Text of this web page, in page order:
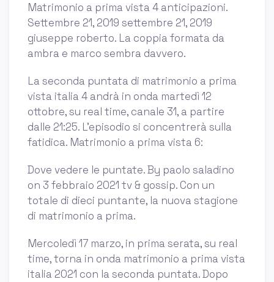
Matrimonio a prima vista 4 anticipazioni.
Settembre 21, 2019 settembre 21, 2019
giuseppe roberto. La coppia formata da
ambra e marco sembra davvero.
La seconda puntata di matrimonio a prima
vista italia 4 andrà in onda martedì 12
ottobre, su real time, canale 31, a partire
dalle 21:25. L'episodio si concentrerà sulla
fatidica. Matrimonio a prima vista 6:
Dove vedere le puntate. By paolo saladino
on 3 febbraio 2021 tv & gossip. Con un
totale di dieci puntante, la nuova stagione
di matrimonio a prima.
Mercoledì 17 marzo, in prima serata, su real
time, torna in onda matrimonio a prima vista
italia 2021 con la seconda puntata. Dopo